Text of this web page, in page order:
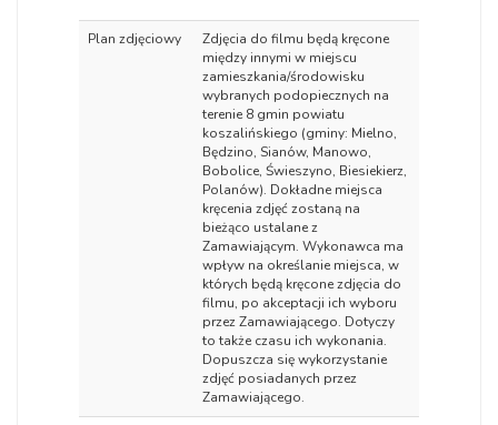
Plan zdjęciowy
Zdjęcia do filmu będą kręcone
między innymi w miejscu
zamieszkania/środowisku
wybranych podopiecznych na
terenie 8 gmin powiatu
koszalińskiego (gminy: Mielno,
Będzino, Sianów, Manowo,
Bobolice, Świeszyno, Biesiekierz,
Polanów). Dokładne miejsca
kręcenia zdjęć zostaną na
bieżąco ustalane z
Zamawiającym. Wykonawca ma
wpływ na określanie miejsca, w
których będą kręcone zdjęcia do
filmu, po akceptacji ich wyboru
przez Zamawiającego. Dotyczy
to także czasu ich wykonania.
Dopuszcza się wykorzystanie
zdjęć posiadanych przez
Zamawiającego.